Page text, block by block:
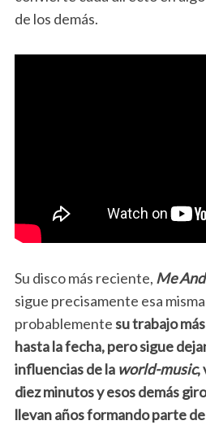
de los demás.
Su disco más reciente, Me
sigue precisamente esa
probablementesu trabajo
hasta la fecha, pero sigue
influencias de la world-music,
diez minutos y esos demás
llevan años formando parte